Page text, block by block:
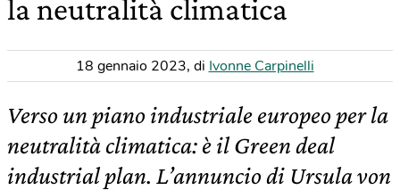
la neutralità climatica
18 gennaio 2023, di Ivonne Carpinelli
Verso un piano industriale europeo per la
neutralità climatica: è il Green deal
industrial plan. L’annuncio di Ursula von